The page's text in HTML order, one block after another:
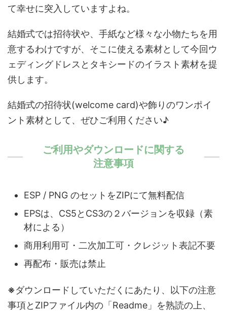
て幸せに突入していますよね。
結婚式では招待状や、手紙など様々な小物たちを用
意するわけですが、そこに使える素材として今回ウ
ェディングドレスとタキシードのイラスト素材を提
供します。
結婚式の招待状(welcome card)や飾りのワンポイ
ント素材として、ぜひご利用ください♪
ご利用やダウンロードに関する
注意事項
ESP / PNG のセットをZIPにて無料配信
EPSは、CS5とCS3の２バージョンを収録（素
材による）
商用利用可・二次加工可・クレジット表記不要
再配布・販売は禁止
※ダウンロードしていただくにあたり、以下の注意
事項とZIPファイル内の「Readme」を熟読の上、